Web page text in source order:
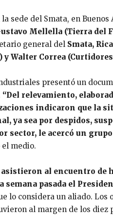
sede del Smata, en
Mellella (Tierra del
general del Smata,
y Walter Correa
presentó un
“Del relevamiento,
indicaron que la
ya sea por despidos,
sector, le acercó un
el medio.
al encuentro de
semana pasada el
lo considera un aliado.
al margen de los